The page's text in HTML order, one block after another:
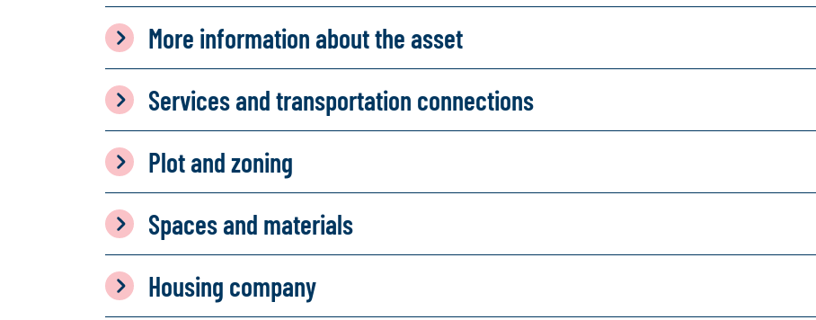
More information about the asset
Services and transportation connections
Plot and zoning
Spaces and materials
Housing company